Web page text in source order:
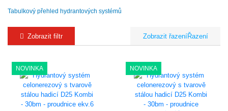
Tabulkový přehled hydrantových systémů
Zobrazit filtr Řazení
NOVINKA NOVINKA